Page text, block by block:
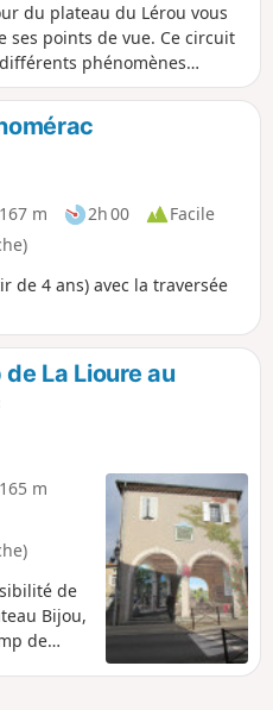
du plateau du Lérou vous
ses points de vue. Ce circuit
phénomènes
filons de basalte...
m 2h 00
Facile
de 4 ans) avec la traversée
La Lioure au
m
de
Bijou,
de